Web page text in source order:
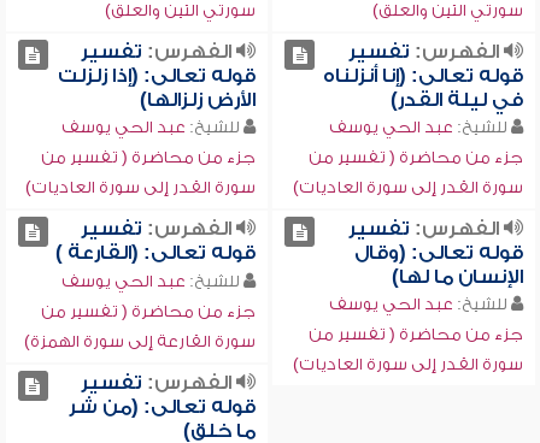
سورتي التين والعلق)
سورتي التين والعلق)
الفهرس: تفسير
قوله تعالى: (إنا أنزلناه
في ليلة القدر)
للشيخ: عبد الحي يوسف
جزء من محاضرة ( تفسير من
سورة القدر إلى سورة العاديات)
الفهرس: تفسير
قوله تعالى: (إذا زلزلت
الأرض زلزالها)
للشيخ: عبد الحي يوسف
جزء من محاضرة ( تفسير من
سورة القدر إلى سورة العاديات)
الفهرس: تفسير
قوله تعالى: (وقال
الإنسان ما لها)
للشيخ: عبد الحي يوسف
جزء من محاضرة ( تفسير من
سورة القدر إلى سورة العاديات)
الفهرس: تفسير
قوله تعالى: (القارعة )
للشيخ: عبد الحي يوسف
جزء من محاضرة ( تفسير من
سورة القارعة إلى سورة الهمزة)
الفهرس: تفسير
قوله تعالى: (من شر
ما خلق)